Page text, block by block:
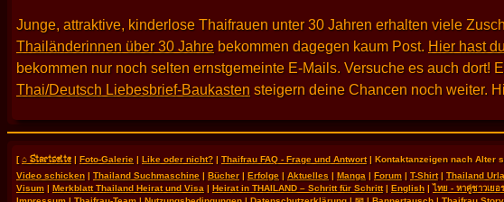
Junge, attraktive, kinderlose Thaifrauen unter 30 Jahren erhalten viele
Thailänderinnen über 30 Jahre bekommen dagegen kaum Post. Hier hast
bekommen nur noch selten ernstgemeinte E-Mails. Versuche es auch
Thai/Deutsch Liebesbrief-Baukasten steigern deine Chancen noch weiter.
[⌂ Startseite| Foto-Galerie | Like oder nicht? | Thaifrau FAQ - Frage und Antwort| Kontaktanzeigen nach Alter
Video schicken| Thailand Suchmaschine | Bücher | Erfolge | Aktuelles | Manga | Forum | T-Shirt| Thailand
Visum | Merkblatt Thailand Heirat und Visa | Heirat in THAILAND – Schritt für Schritt| English|ไทย - หาคู่ชาวเยอ